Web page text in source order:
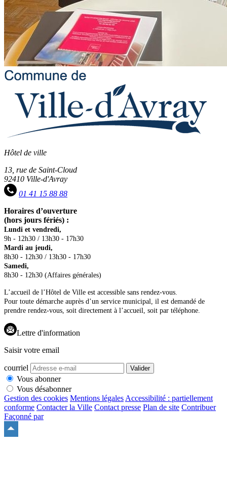
Hôtel de ville
13, rue de Saint-Cloud
92410 Ville-d'Avray
01 41 15 88 88
Horaires d’ouverture
(hors jours fériés) :
Lundi et vendredi,
9h - 12h30 / 13h30 - 17h30
Mardi au jeudi,
8h30 - 12h30 / 13h30 - 17h30
Samedi,
8h30 - 12h30 (Affaires générales)
L’accueil de l’Hôtel de Ville est accessible sans rendez-vous.
Pour toute démarche auprès d’un service municipal, il est demandé de
prendre rendez-vous, soit directement à l’accueil, soit par téléphone.
Lettre d'information
Saisir votre email
courriel Valider
Vous abonner
Vous désabonner
Gestion des cookies Mentions légales Accessibilité : partiellement
conforme Contacter la Ville Contact presse Plan de site Contribuer
Façonné par